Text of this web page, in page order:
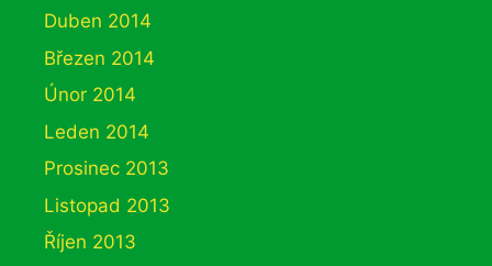
Duben 2014
Březen 2014
Únor 2014
Leden 2014
Prosinec 2013
Listopad 2013
Říjen 2013